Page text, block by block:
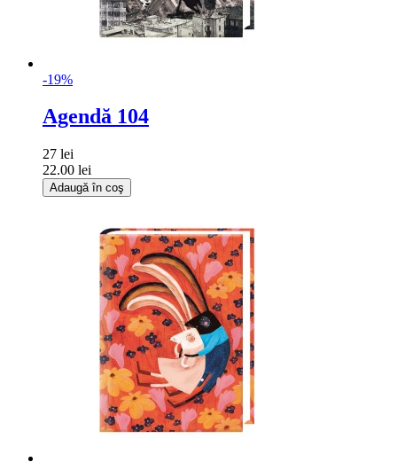
-19%
Agendă 104
27 lei
22.00 lei
Adaugă în coş